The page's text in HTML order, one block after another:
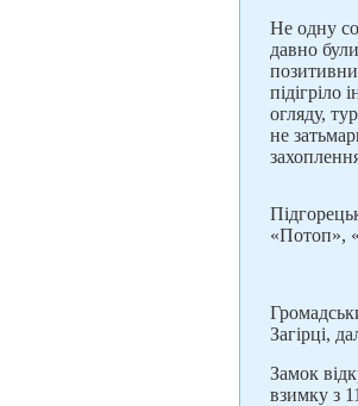
Не одну
давно
підігріло
огляду,
не
«Потоп»,
Загірці,
Замок
взимку з